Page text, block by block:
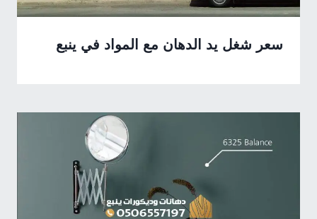
سعر شغل يد الدهان مع المواد في ينبع